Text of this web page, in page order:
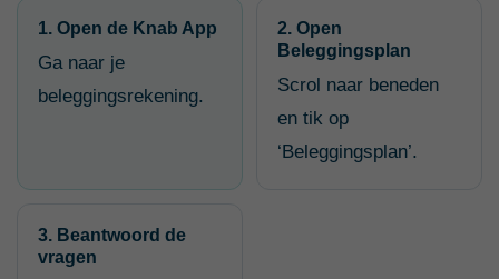
1. Open de Knab App
Ga naar je
beleggingsrekening.
2. Open
Beleggingsplan
Scrol naar beneden
en tik op
‘Beleggingsplan’.
3. Beantwoord de
vragen